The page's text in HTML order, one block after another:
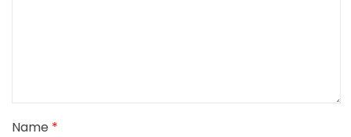
Name *